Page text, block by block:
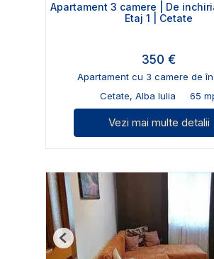
Apartament 3 camere | De
Etaj 1 | Cetate
350 €
Apartament cu 3 camere de
Cetate, Alba Iulia
65
Vezi mai multe detalii
Previous